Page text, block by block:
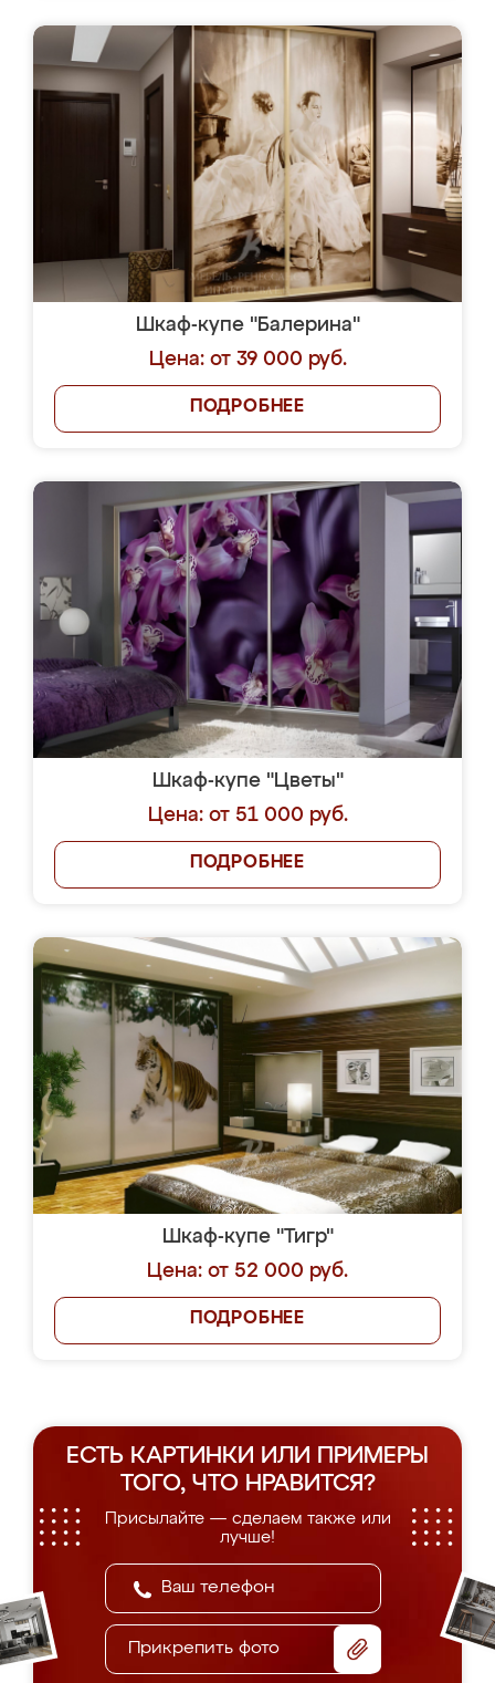
Шкаф-купе "Балерина"
Цена: от 39 000 руб.
ПОДРОБНЕЕ
Шкаф-купе "Цветы"
Цена: от 51 000 руб.
ПОДРОБНЕЕ
Шкаф-купе "Тигр"
Цена: от 52 000 руб.
ПОДРОБНЕЕ
ЕСТЬ КАРТИНКИ ИЛИ ПРИМЕРЫ
ТОГО, ЧТО НРАВИТСЯ?
Присылайте — сделаем также или
лучше!
Прикрепить фото